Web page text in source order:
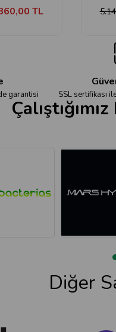
TL
garantisi SSL sertifikası
Diğer